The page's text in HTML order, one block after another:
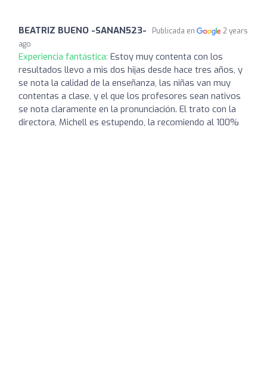
BEATRIZ BUENO -SANAN523- Publicada en
2 years
ago
Experiencia fantástica: Estoy muy contenta con los
resultados llevo a mis dos hijas desde hace tres años, y
se nota la calidad de la enseñanza, las niñas van muy
contentas a clase, y el que los profesores sean nativos
se nota claramente en la pronunciación. El trato con la
directora, Michell es estupendo, la recomiendo al 100%